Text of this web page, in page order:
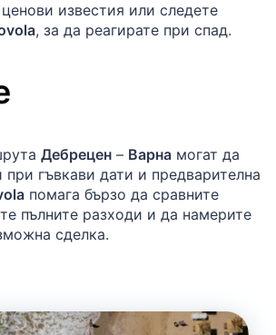
известия или следете
, за да реагирате при спад.
Дебрецен – Варна могат да
при гъвкави дати и предварителна
помага бързо да сравните
пълните разходи и да намерите
сделка.